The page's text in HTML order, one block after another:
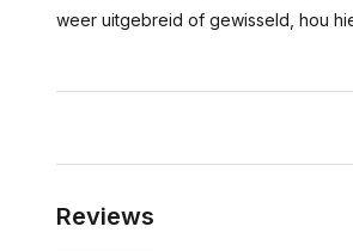
weer uitgebreid of gewisseld, hou
Reviews